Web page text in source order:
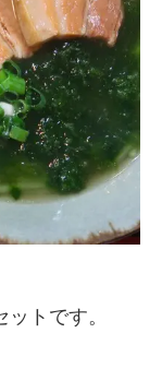
トです。